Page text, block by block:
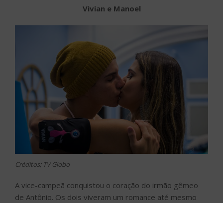
Vivian e Manoel
Créditos; TV Globo
A vice-campeã conquistou o coração do irmão gêmeo
de Antônio. Os dois viveram um romance até mesmo